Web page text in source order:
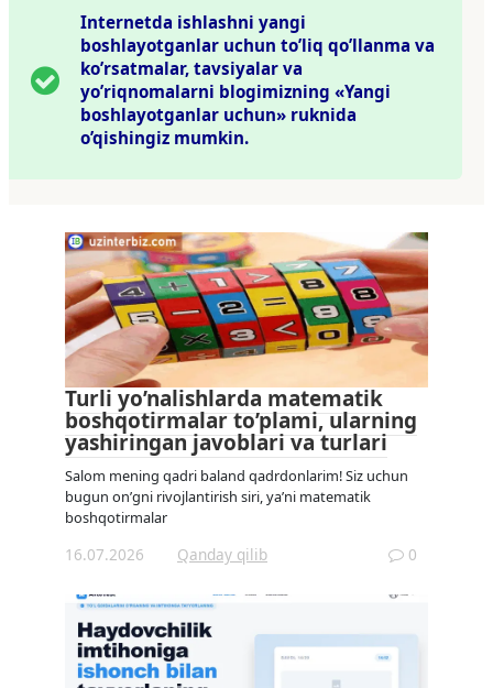
Internetda ishlashni yangi
boshlayotganlar uchun to’liq qo’llanma va
ko’rsatmalar, tavsiyalar va
yo’riqnomalarni blogimizning «Yangi
boshlayotganlar uchun» ruknida
o’qishingiz mumkin.
Turli yo’nalishlarda matematik
boshqotirmalar to’plami, ularning
yashiringan javoblari va turlari
Salom mening qadri baland qadrdonlarim! Siz uchun
bugun on’gni rivojlantirish siri, ya’ni matematik
boshqotirmalar
16.07.2026 Qanday qilib 0